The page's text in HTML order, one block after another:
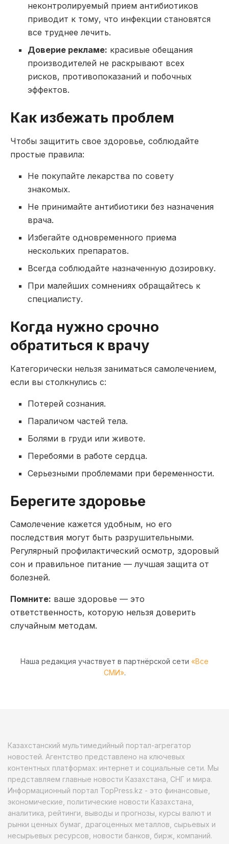
неконтролируемый прием антибиотиков
приводит к тому, что инфекции становятся
все труднее лечить.
Доверие рекламе: красивые обещания
производителей не раскрывают всех
рисков, противопоказаний и побочных
эффектов.
Как избежать проблем
Чтобы защитить свое здоровье, соблюдайте
простые правила:
Не покупайте лекарства по совету
знакомых.
Не принимайте антибиотики без назначения
врача.
Избегайте одновременного приема
нескольких препаратов.
Всегда соблюдайте назначенную дозировку.
При малейших сомнениях обращайтесь к
специалисту.
Когда нужно срочно
обратиться к врачу
Категорически нельзя заниматься самолечением,
если вы столкнулись с:
Потерей сознания.
Параличом частей тела.
Болями в груди или животе.
Перебоями в работе сердца.
Серьезными проблемами при беременности.
Берегите здоровье
Самолечение кажется удобным, но его
последствия могут быть разрушительными.
Регулярный профилактический осмотр, здоровый
сон и правильное питание — лучшая защита от
болезней.
Помните: ваше здоровье — это
ответственность, которую нельзя доверить
случайным методам.
Наша редакция участвует в партнёрской сети «Все
СМИ».
Казахстанский мультимедийный портал-агрегатор
новостей. Агентство представлено на ключевых
контентных платформах: интернет и социальные сети. Мы
представляем главные новости Казахстана, СНГ и мира.
Информационный портал TopPress.kz - это финансовые,
экономические, политические новости Казахстана,
аналитика, рейтинги, выводы и прогнозы, курсы валют и
рынки ценных бумаг, драгоценных металлов, сырьевых и
несырьевых ресурсов, новости банков, бирж, компаний.